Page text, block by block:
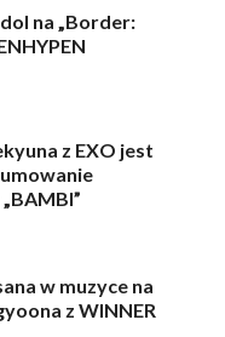
na „Border:
z EXO jest
w muzyce na
z WINNER